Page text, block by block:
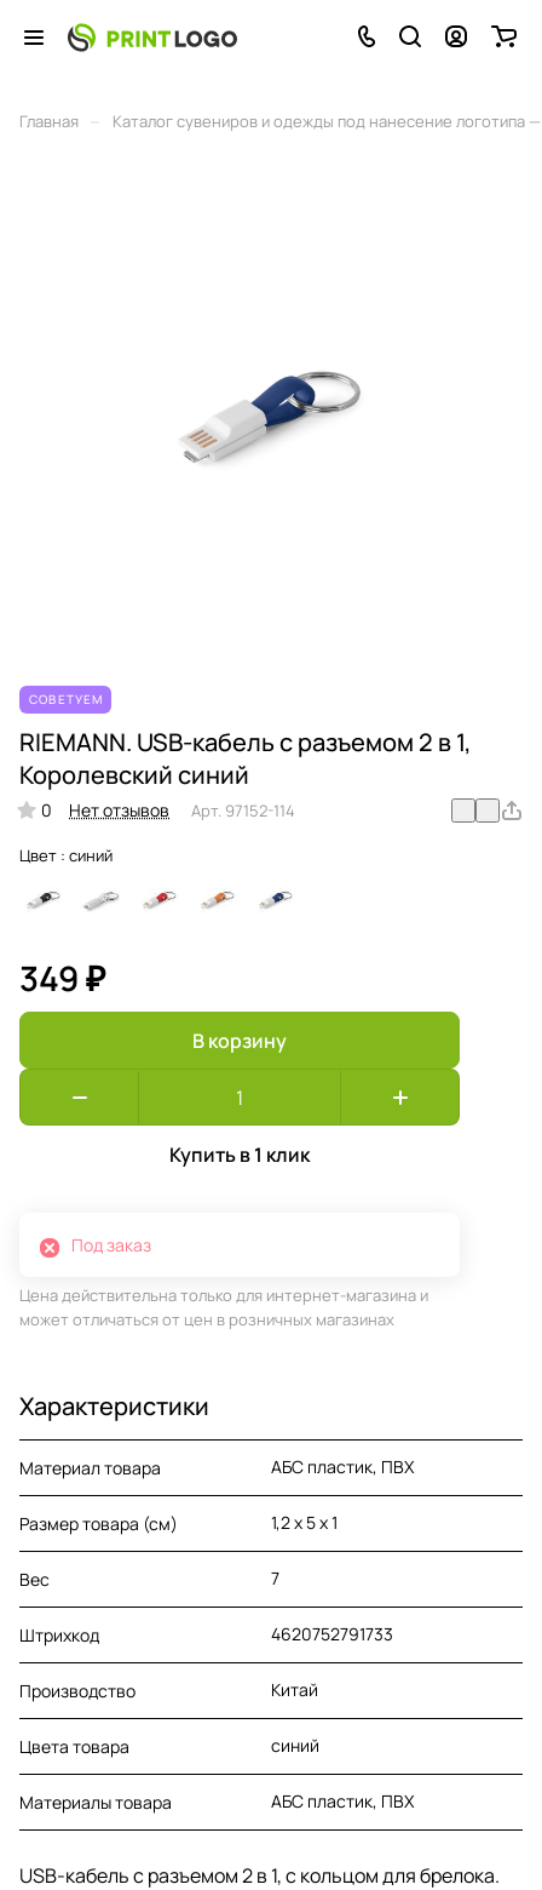
Главная Каталог сувениров и одежды под нанесение логотипа
СОВЕТУЕМ
RIEMANN. USB-кабель с разъемом 2 в 1,
Королевский синий
0 Нет отзывов Арт. 97152-114
Цвет : синий
349 ₽
В корзину
Купить в 1 клик
Под заказ
Цена действительна только для интернет-магазина и
может отличаться от цен в розничных магазинах
Характеристики
Материал товара АБС пластик, ПВХ
Размер товара (см) 1,2 x 5 x 1
Вес 7
Штрихкод 4620752791733
Производство Китай
Цвета товара синий
Материалы товара АБС пластик, ПВХ
USB-кабель с разъемом 2 в 1, с кольцом для брелока.